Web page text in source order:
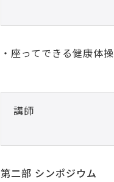
・座ってできる健康体操
講師
第二部 シンポジウム